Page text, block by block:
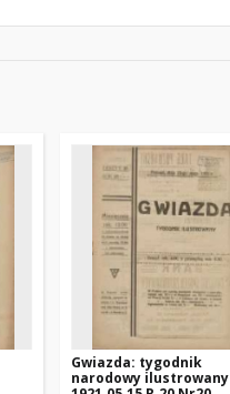
Gwiazda: tygodnik
narodowy ilustrowany